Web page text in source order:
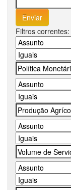
Filtros correntes: